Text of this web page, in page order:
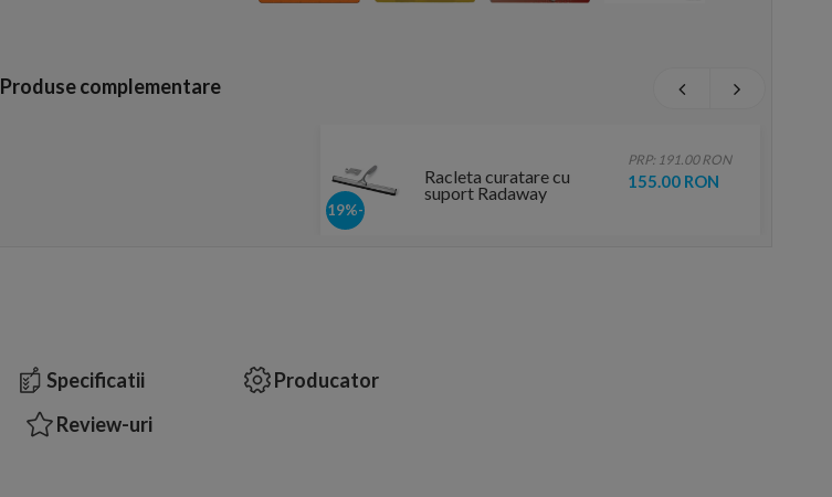
Produse complementare
-19%
Racleta curatare cu
suport Radaway
PRP: 191.00 RON
155.00 RON
Specificatii
Producator
Review-uri